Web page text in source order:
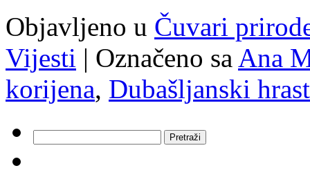
Objavljeno u Čuvari
Vijesti | Označeno sa Ana
korijena, Dubašljanski hrast